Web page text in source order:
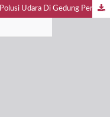
Dampak Penggunaan Genset Terhadap Polusi Udara Di Gedung PerkantoranJakarta